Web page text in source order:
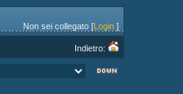
Non sei collegato [Login]
Indietro: